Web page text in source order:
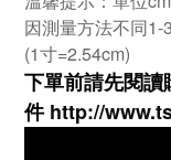
因測量方法不同1-
(1寸=2.54cm)
下單前請先閱讀
件 http://